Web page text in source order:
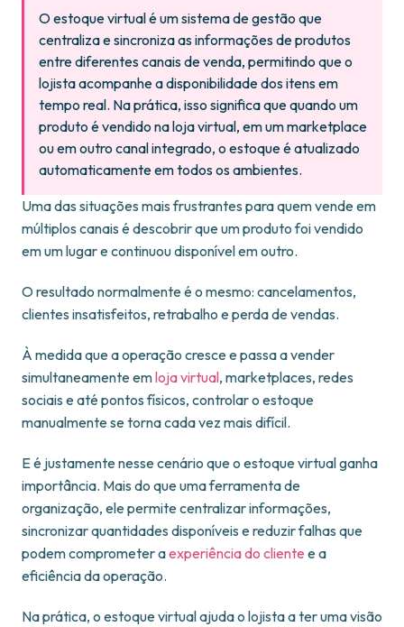
O estoque virtual é um sistema de gestão que
centraliza e sincroniza as informações de produtos
entre diferentes canais de venda, permitindo que o
lojista acompanhe a disponibilidade dos itens em
tempo real. Na prática, isso significa que quando um
produto é vendido na loja virtual, em um marketplace
ou em outro canal integrado, o estoque é atualizado
automaticamente em todos os ambientes.
Uma das situações mais frustrantes para quem vende em
múltiplos canais é descobrir que um produto foi vendido
em um lugar e continuou disponível em outro.
O resultado normalmente é o mesmo: cancelamentos,
clientes insatisfeitos, retrabalho e perda de vendas.
À medida que a operação cresce e passa a vender
simultaneamente emloja virtual, marketplaces, redes
sociais e até pontos físicos, controlar o estoque
manualmente se torna cada vez mais difícil.
E é justamente nesse cenário que o estoque virtual ganha
importância. Mais do que uma ferramenta de
organização, ele permite centralizar informações,
sincronizar quantidades disponíveis e reduzir falhas que
podem comprometer aexperiência do cliente e a
eficiência da operação.
Na prática, o estoque virtual ajuda o lojista a ter uma visão